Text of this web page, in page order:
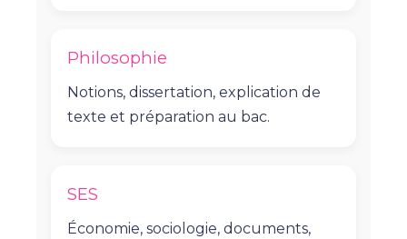
Philosophie
Notions, dissertation, explication de
texte et préparation au bac.
SES
Économie, sociologie, documents,